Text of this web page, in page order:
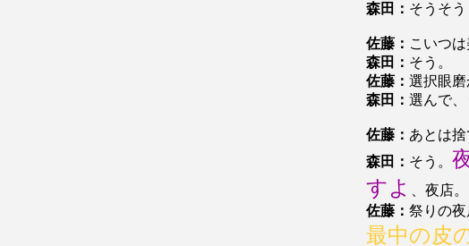
森田： そうそう
佐藤： こいつ
森田： そう。
佐藤： 選択眼磨
森田： 選んで、
佐藤： あとは
森田： そう。
すよ
、夜店。
佐藤： 祭りの夜
最中の皮